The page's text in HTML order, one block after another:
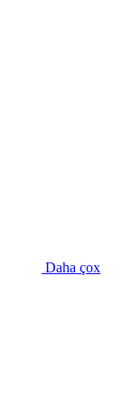
Daha çox